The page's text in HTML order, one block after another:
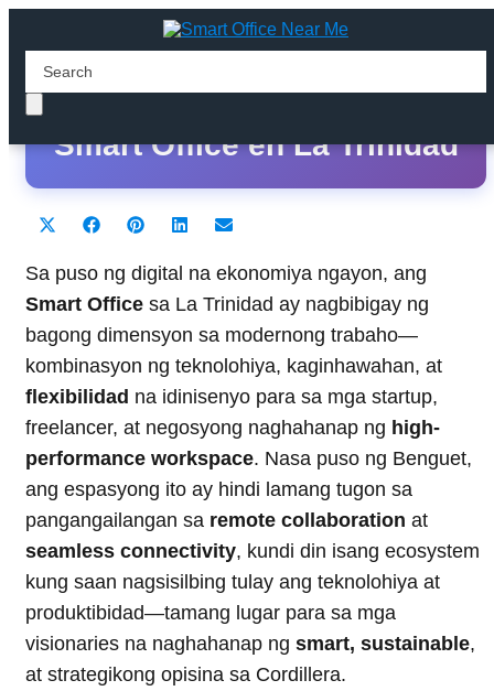
Ang Pinakamagandang
Smart Office en La Trinidad
Share
T
w
i
t
e
)
Share
c
e
b
o
o
k
Share
n
t
e
e
s
Share
n
k
e
I
n
Share
a
i
l
Sa puso ng digital na ekonomiya ngayon, ang
Smart Office sa La Trinidad ay nagbibigay ng
bagong dimensyon sa modernong trabaho—
kombinasyon ng teknolohiya, kaginhawahan, at
flexibilidad na idinisenyo para sa mga startup,
freelancer, at negosyong naghahanap ng high-
performance workspace. Nasa puso ng Benguet,
ang espasyong ito ay hindi lamang tugon sa
pangangailangan sa remote collaboration at
seamless connectivity, kundi din isang ecosystem
kung saan nagsisilbing tulay ang teknolohiya at
produktibidad—tamang lugar para sa mga
visionaries na naghahanap ng smart, sustainable,
at strategikong opisina sa Cordillera.